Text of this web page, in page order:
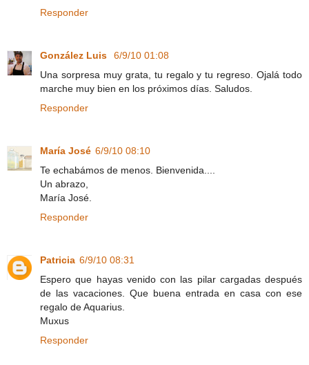
Responder
González Luis
6/9/10 01:08
Una sorpresa muy grata, tu regalo y tu regreso. Ojalá todo
marche muy bien en los próximos días. Saludos.
Responder
María José 6/9/10 08:10
Te echabámos de menos. Bienvenida....
Un abrazo,
María José.
Responder
Patricia 6/9/10 08:31
Espero que hayas venido con las pilar cargadas después
de las vacaciones. Que buena entrada en casa con ese
regalo de Aquarius.
Muxus
Responder